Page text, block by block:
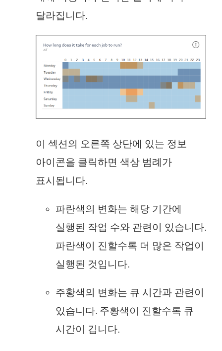
달라집니다.
이 섹션의 오른쪽 상단에 있는 정보
아이콘을 클릭하면 색상 범례가
표시됩니다.
파란색의 변화는 해당 기간에
실행된 작업 수와 관련이 있습니다.
파란색이 진할수록 더 많은 작업이
실행된 것입니다.
주황색의 변화는 큐 시간과 관련이
있습니다. 주황색이 진할수록 큐
시간이 깁니다.